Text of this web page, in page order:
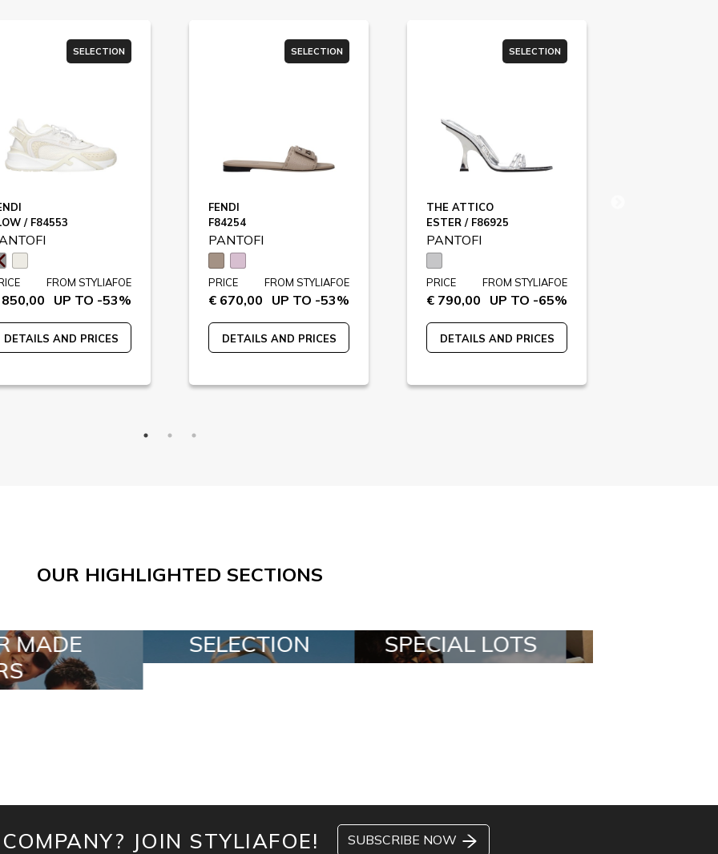
SELECTION
/ F84553
FROM STYLIAFOE
UP TO -53%
DETAILS AND PRICES
SELECTION
FENDI
F84254
PANTOFI
PRICE
€ 670,00
FROM STYLIAFOE
UP TO -53%
DETAILS AND PRICES
SELECTION
THE ATTICO
ESTER / F86925
PANTOFI
PRICE
€ 790,00
FROM STYLIAFOE
UP TO -65%
DETAILS AND PRICES
OUR HIGHLIGHTED SECTIONS
SPECIAL LOTS ALL IN A BOX
JOIN STYLIAFOE! SUBSCRIBE NOW